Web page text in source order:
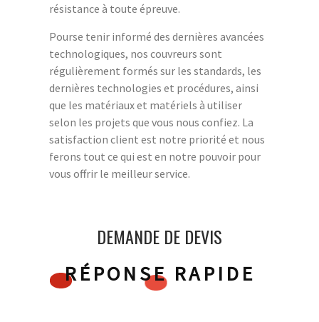
résistance à toute épreuve.
Pourse tenir informé des dernières avancées
technologiques, nos couvreurs sont
régulièrement formés sur les standards, les
dernières technologies et procédures, ainsi
que les matériaux et matériels à utiliser
selon les projets que vous nous confiez. La
satisfaction client est notre priorité et nous
ferons tout ce qui est en notre pouvoir pour
vous offrir le meilleur service.
DEMANDE DE DEVIS
RÉPONSE RAPIDE